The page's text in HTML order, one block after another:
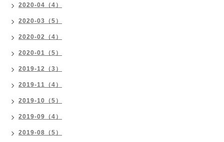
2020-04（4）
2020-03（5）
2020-02（4）
2020-01（5）
2019-12（3）
2019-11（4）
2019-10（5）
2019-09（4）
2019-08（5）